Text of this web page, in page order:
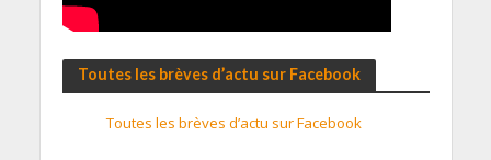
Toutes les brèves d’actu sur Facebook
Toutes les brèves d’actu sur Facebook